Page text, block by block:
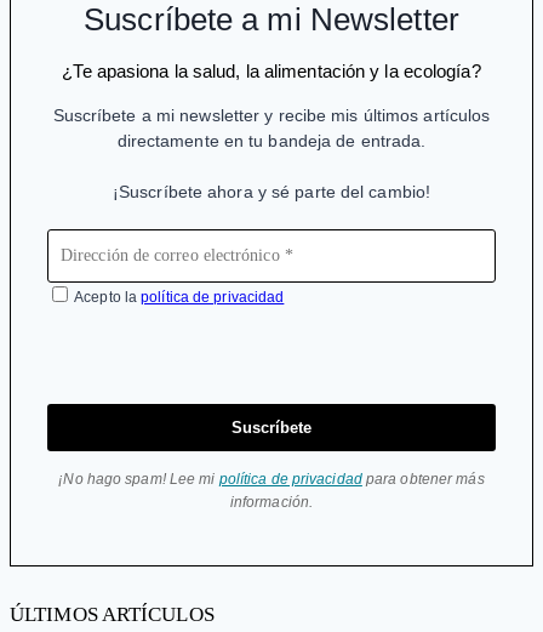
Suscríbete a mi Newsletter
¿Te apasiona la salud, la alimentación y la ecología?
Suscríbete a mi newsletter y recibe mis últimos artículos
directamente en tu bandeja de entrada.
¡Suscríbete ahora y sé parte del cambio!
Acepto lapolítica de privacidad
Suscríbete
¡No hago spam! Lee mi política de privacidadpara obtener más
información.
ÚLTIMOS ARTÍCULOS